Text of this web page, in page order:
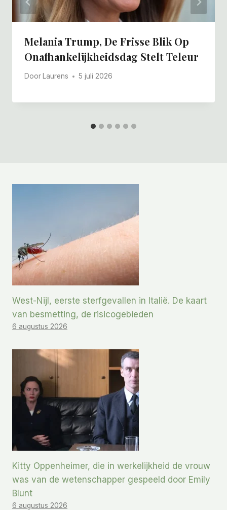
Melania Trump, De Frisse Blik Op
Onafhankelijkheidsdag Stelt Teleur
Door Laurens 5 juli 2026
West-Nijl, eerste sterfgevallen in Italië. De kaart
van besmetting, de risicogebieden
6 augustus 2026
Kitty Oppenheimer, die in werkelijkheid de vrouw
was van de wetenschapper gespeeld door Emily
Blunt
6 augustus 2026